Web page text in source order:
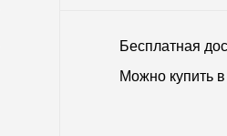
Бесплатная
Можно купить в